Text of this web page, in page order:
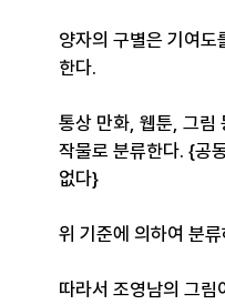
양자의 구별은 기여
한다.
통상 만화, 웹툰, 그림
작물로 분류한다. {공
없다}
위 기준에 의하여 분
따라서 조영남의 그림